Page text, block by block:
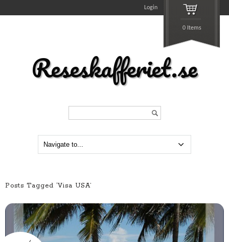
Login
0 Items
Reseskafferiet.se
Posts Tagged ‘Visa USA’